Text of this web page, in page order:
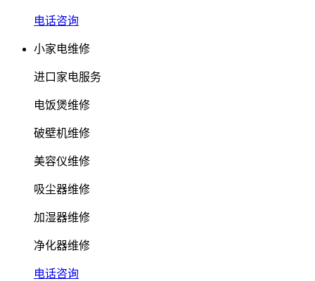
电话咨询
小家电维修
进口家电服务
电饭煲维修
破壁机维修
美容仪维修
吸尘器维修
加湿器维修
净化器维修
电话咨询